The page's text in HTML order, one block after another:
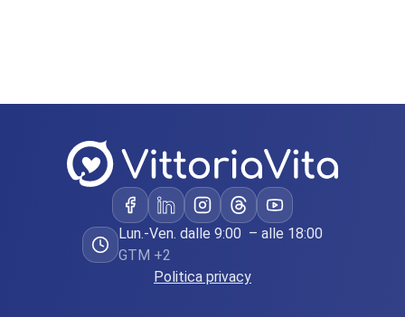
Lun.-Ven. dalle 9:00 – alle 18:00
GTM +2
Politica privacy